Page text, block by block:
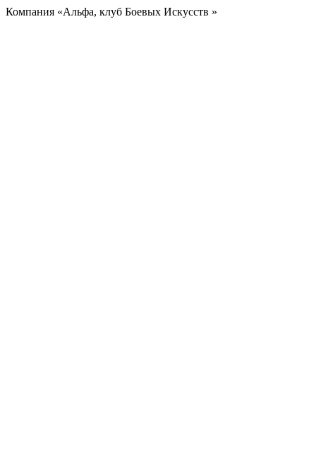
Компания «Альфа, клуб Боевых Искусств »